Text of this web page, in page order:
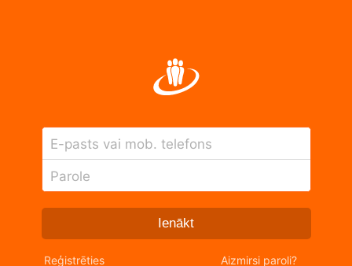
E-pasts vai mob. telefons
Parole
Ienākt
Reģistrēties Aizmirsi paroli?